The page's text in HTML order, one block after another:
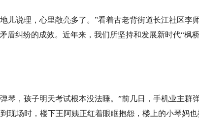
说理，心里敞亮多了。”看着古老背街道长江社区李
盾纠纷的成效。近年来，我们所坚持和发展新时代“枫
，孩子明天考试根本没法睡。”前几日，手机业主群
现场时，楼下王阿姨正红着眼眶抱怨，楼上的小琴妈